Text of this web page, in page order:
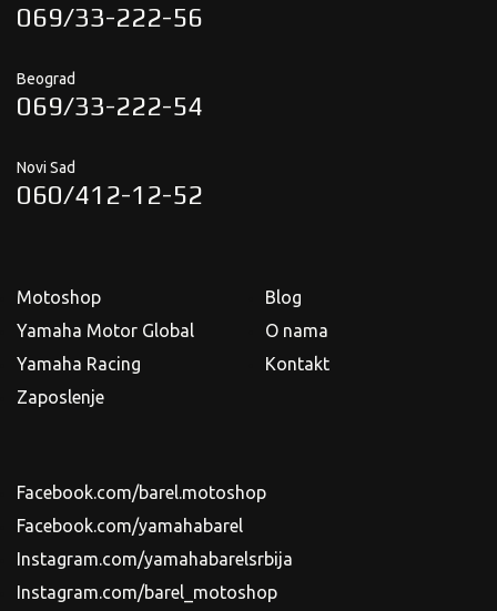
069/33-222-56
Beograd
069/33-222-54
Novi Sad
060/412-12-52
Motoshop
Yamaha Motor Global
Yamaha Racing
Zaposlenje
Blog
O nama
Kontakt
Facebook.com/barel.motoshop
Facebook.com/yamahabarel
Instagram.com/yamahabarelsrbija
Instagram.com/barel_motoshop